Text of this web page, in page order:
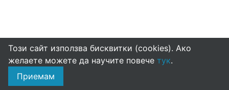
Този сайт използва бисквитки (cookies). Ако
желаете можете да научите повече тук.
Приемам